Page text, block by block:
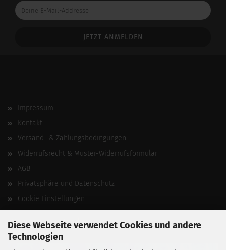
Diese Webseite verwendet Cookies und andere
Technologien
Deine
E-
Impressum
Kontakt
Versand- & Zahlungsbedingungen
Widerrufsrecht & Muster-Widerrufsformular
AGB
Privatsphäre und Datenschutz
Cookie Einstellungen
Vertrag widerrufen